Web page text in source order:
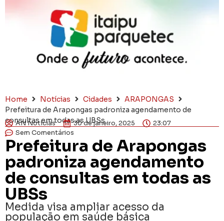
Home Notícias Cidades
ARAPONGAS
Prefeitura de Arapongas padroniza agendamento de
consultas em todas as UBSs
AN Notícias 30 de janeiro, 2025
23:07
Sem Comentários
Prefeitura de Arapongas
padroniza agendamento
de consultas em todas as
UBSs
Medida visa ampliar acesso da
população em saúde básica